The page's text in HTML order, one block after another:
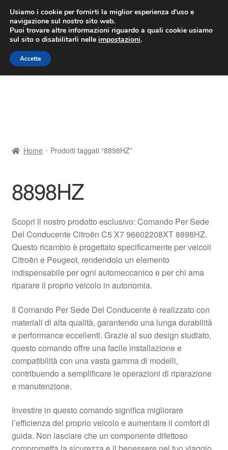
CONSEGNA da 7 EUR
Lun-Ven 9:00 - 16:00/800 580 290
Vai
alla
navigazione
Vai
al
contenuto
Contatto
Il mio account
Pagamenti
Politica sulla riservatezza
Registratore di cassa
Rimostranza
Spedizione in tutto il mondo
Termini e condizioni
Home Prodotti taggati “8898HZ”
8898HZ
Scopri il nostro prodotto esclusivo: Comando Per Sede
Del Conducente Citroën C5 X7 96602208XT 8898HZ.
Questo ricambio è progettato specificamente per veicoli
Citroën e Peugeot, rendendolo un elemento
indispensabile per ogni automeccanico e per chi ama
riparare il proprio veicolo in autonomia.
Il Comando Per Sede Del Conducente è realizzato con
materiali di alta qualità, garantendo una lunga durabilità
e performance eccellenti. Grazie al suo design studiato,
questo comando offre una facile installazione e
compatibilità con una vasta gamma di modelli,
contribuendo a semplificare le operazioni di riparazione
e manutenzione.
Investire in questo comando significa migliorare
l’efficienza del proprio veicolo e aumentare il comfort di
guida. Non lasciare che un componente difettoso
Usiamo i cookie per fornirti la miglior esperienza d'uso e
navigazione sul nostro sito web.
Puoi trovare altre informazioni riguardo a quali cookie usiamo
sul sito o disabilitarli nelle impostazioni.
Accetta